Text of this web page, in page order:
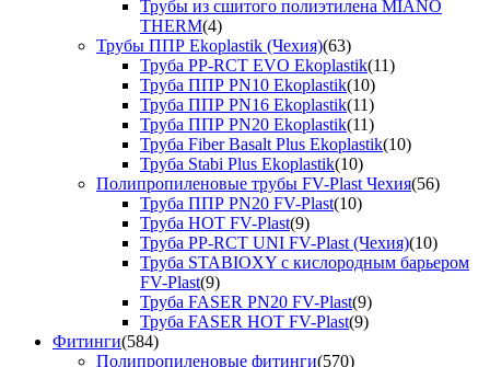
Трубы из сшитого полиэтилена MIANO
THERM(4)
Трубы ППР Ekoplastik (Чехия)(63)
Труба PP-RCT EVO Ekoplastik(11)
Труба ППР PN10 Ekoplastik(10)
Труба ППР PN16 Ekoplastik(11)
Труба ППР PN20 Ekoplastik(11)
Труба Fiber Basalt Plus Ekoplastik(10)
Труба Stabi Plus Ekoplastik(10)
Полипропиленовые трубы FV-Plast Чехия(56)
Труба ППР PN20 FV-Plast(10)
Труба HOT FV-Plast(9)
Труба PP-RCT UNI FV-Plast (Чехия)(10)
Труба STABIOXY с кислородным барьером
FV-Plast(9)
Труба FASER PN20 FV-Plast(9)
Труба FASER HOT FV-Plast(9)
Фитинги(584)
Полипропиленовые фитинги(570)